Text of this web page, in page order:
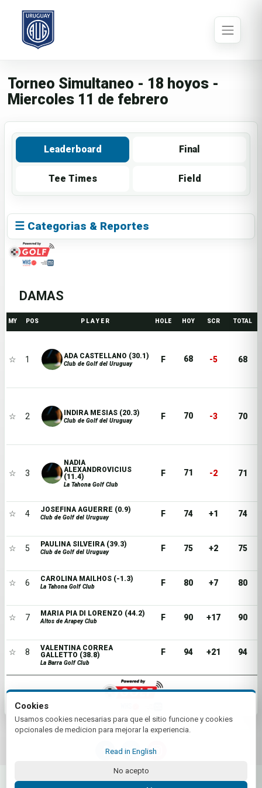
Torneo Simultaneo - 18 hoyos -
Miercoles 11 de febrero
Leaderboard Final
Tee Times Field
☰ Categorias & Reportes
DAMAS
MY POS P L A Y E R HOLE HOY SCR TOTAL
☆ 1 ADA CASTELLANO (30.1)
Club de Golf del Uruguay F 68 -5 68
☆ 2 INDIRA MESIAS (20.3)
Club de Golf del Uruguay F 70 -3 70
☆ 3
NADIA
ALEXANDROVICIUS
(11.4)
La Tahona Golf Club
F 71 -2 71
☆ 4 JOSEFINA AGUERRE (0.9)
Club de Golf del Uruguay F 74 +1 74
☆ 5 PAULINA SILVEIRA (39.3)
Club de Golf del Uruguay F 75 +2 75
☆ 6 CAROLINA MAILHOS (-1.3)
La Tahona Golf Club F 80 +7 80
☆ 7 MARIA PIA DI LORENZO (44.2)
Altos de Arapey Club F 90 +17 90
☆ 8
VALENTINA CORREA
GALLETTO (38.8)
La Barra Golf Club
F 94 +21 94
© 2026 Asociación Uruguaya de Golf | by Plus+Golf
Website powered byPlus+Golf
Cookies
Usamos cookies necesarias para que el sitio funcione y cookies
opcionales de medicion para mejorar la experiencia.
Read in English
No acepto